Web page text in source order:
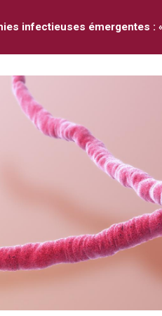
infectieuses émergentes :